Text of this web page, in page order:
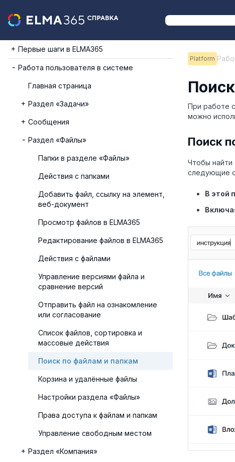
Первые шаги в ELMA365
Работа пользователя в системе
Главная страница
Раздел «Задачи»
Сообщения
Раздел «Файлы»
Папки в разделе «Файлы»
Действия с папками
Добавить файл, ссылку на элемент,
веб-документ
Просмотр файлов в ELMA365
Редактирование файлов в ELMA365
Действия с файлами
Управление версиями файла и
сравнение версий
Отправить файл на ознакомление
или согласование
Список файлов, сортировка и
массовые действия
Поиск по файлам и папкам
Корзина и удалённые файлы
Настройки раздела «Файлы»
Права доступа к файлам и папкам
Управление свободным местом
Раздел «Компания»
Platform
При работе
можно
Поиск
Чтобы найти
следующие
В этой